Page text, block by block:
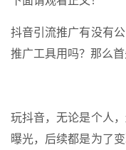
抖音引流推广有没有
推广工具用吗？那么首
玩抖音，无论是个人
曝光，后续都是为了